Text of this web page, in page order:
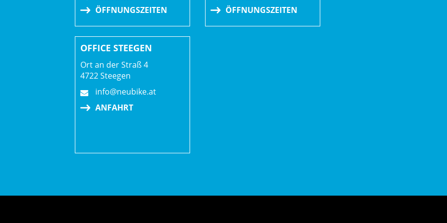
ÖFFNUNGSZEITEN
ÖFFNUNGSZEITEN
OFFICE STEEGEN
Ort an der Straß 4
4722 Steegen
info@neubike.at
ANFAHRT